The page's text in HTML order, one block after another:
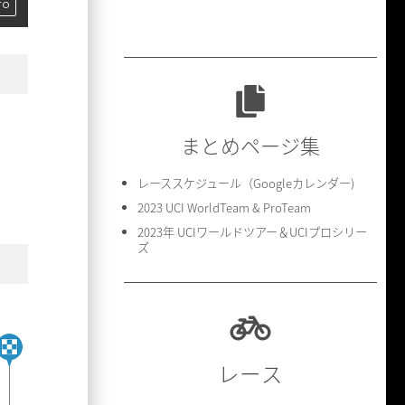
まとめページ集
レーススケジュール（Googleカレンダー)
2023 UCI WorldTeam & ProTeam
2023年 UCIワールドツアー＆UCIプロシリー
ズ
レース